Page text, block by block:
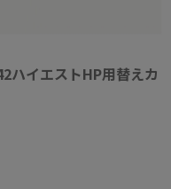
ハイエストHP用替えカ